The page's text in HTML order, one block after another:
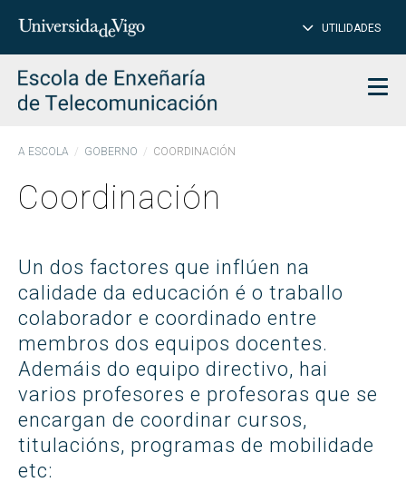
Introduce
para
buscar
UTILIDADES
A ESCOLA GOBERNO COORDINACIÓN
Coordinación
Un dos factores que inflúen na
calidade da educación é o traballo
colaborador e coordinado entre
membros dos equipos docentes.
Ademáis do equipo directivo, hai
varios profesores e profesoras que se
encargan de coordinar cursos,
titulacións, programas de mobilidade
etc: